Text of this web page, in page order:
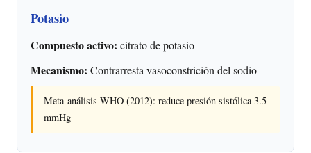
Potasio
Compuesto activo: citrato de potasio
Mecanismo: Contrarresta vasoconstrición del sodio
Meta-análisis WHO (2012): reduce presión sistólica 3.5
mmHg